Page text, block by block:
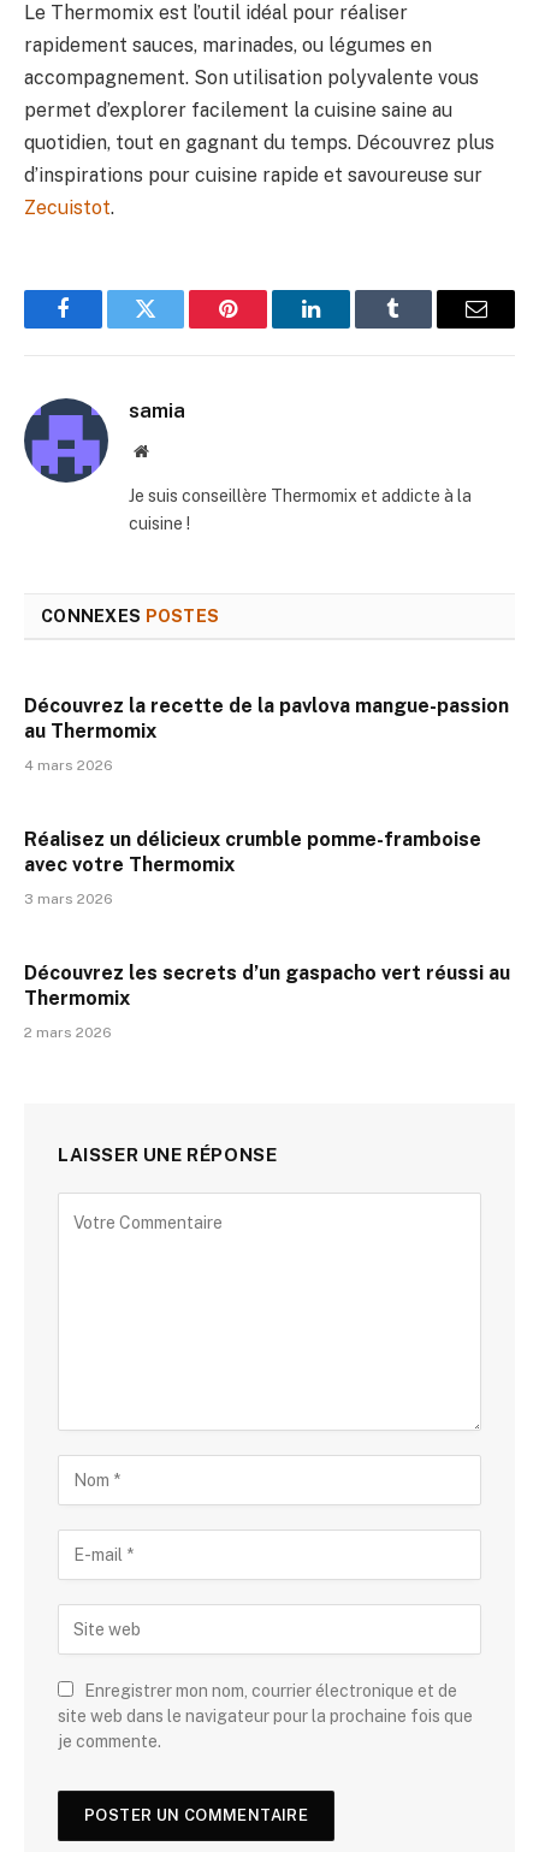
Le Thermomix est l’outil idéal pour réaliser
rapidement sauces, marinades, ou légumes en
accompagnement. Son utilisation polyvalente vous
permet d’explorer facilement la cuisine saine au
quotidien, tout en gagnant du temps. Découvrez plus
d’inspirations pour cuisine rapide et savoureuse sur
Zecuistot.
FacebookTwitter Pinterest LinkedInTumblr
E-
samia
Site
Je suis conseillère Thermomix et addicte à la
cuisine !
CONNEXES POSTES
Découvrez la recette de la pavlova mangue-passion
au Thermomix
4 mars 2026
Réalisez un délicieux crumble pomme-framboise
avec votre Thermomix
3 mars 2026
Découvrez les secrets d’un gaspacho vert réussi au
Thermomix
2 mars 2026
LAISSER UNE RÉPONSE
Enregistrer mon nom, courrier électronique et de
site web dans le navigateur pour la prochaine fois que
je commente.